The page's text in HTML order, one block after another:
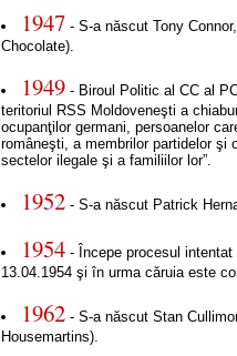
1947 - S-a născut Tony
Chocolate).
1949 - Biroul Politic al CC al
teritoriul RSS Moldoveneşti a
ocupanţilor germani, persoanelor
româneşti, a membrilor partidelor şi
sectelor ilegale şi a familiilor lor”.
1952 - S-a născut Patrick
1954 - Începe procesul
13.04.1954 şi în urma căruia este
1962 - S-a născut Stan
Housemartins).